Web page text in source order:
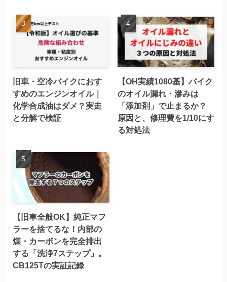
旧車・空冷バイクにおす
すめのエンジンオイル｜
化学合成油はダメ？実走
と分解で検証
【OH実績1080基】バイク
のオイル漏れ・滲みは
「添加剤」で止まるか？
原因と、修理費を1/10にす
る対処法
【旧車全般OK】純正マフ
ラーを捨てるな！内部の
煤・カーボンを完全排出
する「洗浄7ステップ」。
CB125Tの実証記録